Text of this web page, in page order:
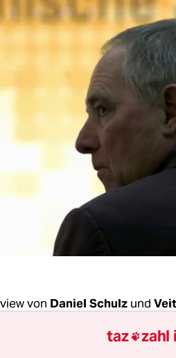
von Daniel Schulz und
taz zahl